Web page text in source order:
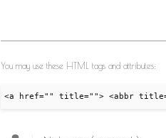
You may use these HTML tags and attributes:
<a href="" title=""> <abbr